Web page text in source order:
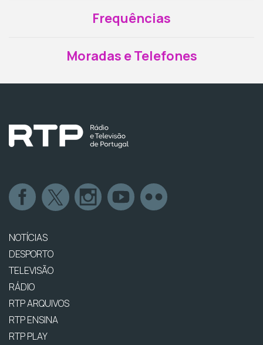
Frequências
Moradas e Telefones
NOTÍCIAS
DESPORTO
TELEVISÃO
RÁDIO
RTP ARQUIVOS
RTP ENSINA
RTP PLAY